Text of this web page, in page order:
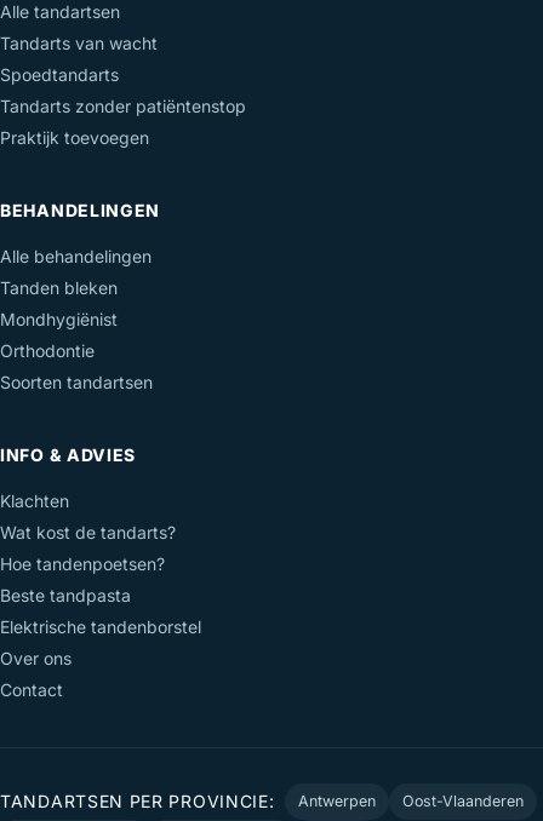
Alle tandartsen
Tandarts van wacht
Spoedtandarts
Tandarts zonder patiëntenstop
Praktijk toevoegen
BEHANDELINGEN
Alle behandelingen
Tanden bleken
Mondhygiënist
Orthodontie
Soorten tandartsen
INFO & ADVIES
Klachten
Wat kost de tandarts?
Hoe tandenpoetsen?
Beste tandpasta
Elektrische tandenborstel
Over ons
Contact
TANDARTSEN PER PROVINCIE: Antwerpen Oost-Vlaanderen